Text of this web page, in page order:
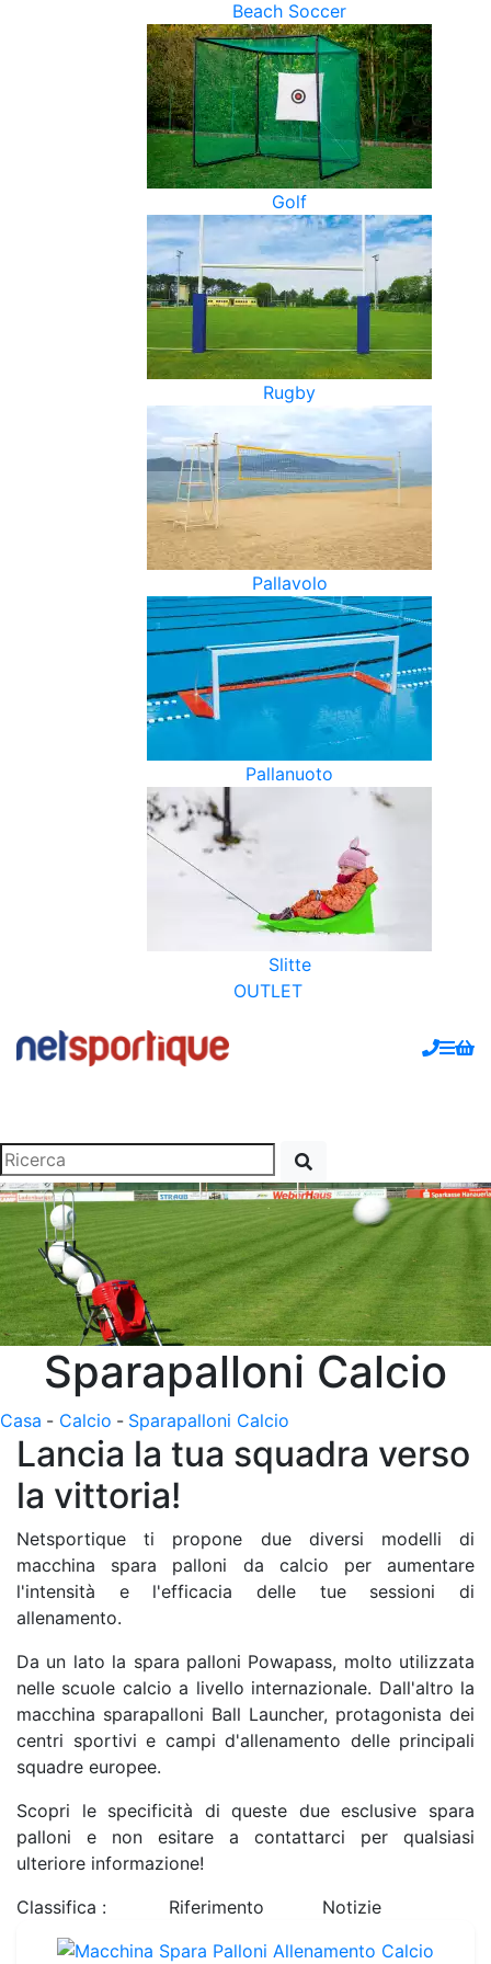
Beach Soccer
Golf
Rugby
Pallavolo
Pallanuoto
Slitte
OUTLET
Sparapalloni Calcio
Casa - Calcio - Sparapalloni Calcio
Lancia la tua squadra verso
la vittoria!
Netsportique ti propone due diversi modelli di
macchina spara palloni da calcio per aumentare
l'intensità e l'efficacia delle tue sessioni di
allenamento.
Da un lato la spara palloni Powapass, molto utilizzata
nelle scuole calcio a livello internazionale. Dall'altro la
macchina sparapalloni Ball Launcher, protagonista dei
centri sportivi e campi d'allenamento delle principali
squadre europee.
Scopri le specificità di queste due esclusive spara
palloni e non esitare a contattarci per qualsiasi
ulteriore informazione!
Classifica :
Riferimento Notizie